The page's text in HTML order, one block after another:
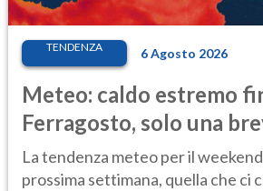
TENDENZA 6 Agosto 2026
Meteo: caldo estremo
Ferragosto, solo una
Ecco dove
La tendenza meteo per il
prossima settimana, quella che ci